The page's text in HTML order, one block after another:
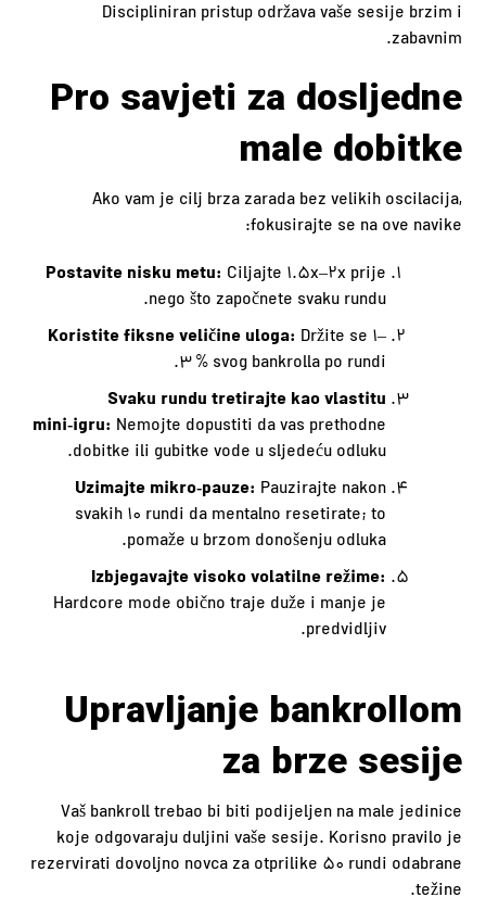
Discipliniran pristup održava vaše sesije brzim i
zabavnim.
Pro savjeti za dosljedne
male dobitke
Ako vam je cilj brza zarada bez velikih oscilacija,
fokusirajte se na ove navike:
Postavite nisku metu: Ciljajte 1.5x–2x prije
nego što započnete svaku rundu.
Koristite fiksne veličine uloga: Držite se 1–
3 % svog bankrolla po rundi.
Svaku rundu tretirajte kao vlastitu
mini‑igru: Nemojte dopustiti da vas prethodne
dobitke ili gubitke vode u sljedeću odluku.
Uzimajte mikro‑pauze: Pauzirajte nakon
svakih 10 rundi da mentalno resetirate; to
pomaže u brzom donošenju odluka.
Izbjegavajte visoko volatilne režime:
Hardcore mode obično traje duže i manje je
predvidljiv.
Upravljanje bankrollom
za brze sesije
Vaš bankroll trebao bi biti podijeljen na male jedinice
koje odgovaraju duljini vaše sesije. Korisno pravilo je
rezervirati dovoljno novca za otprilike 50 rundi odabrane
težine.